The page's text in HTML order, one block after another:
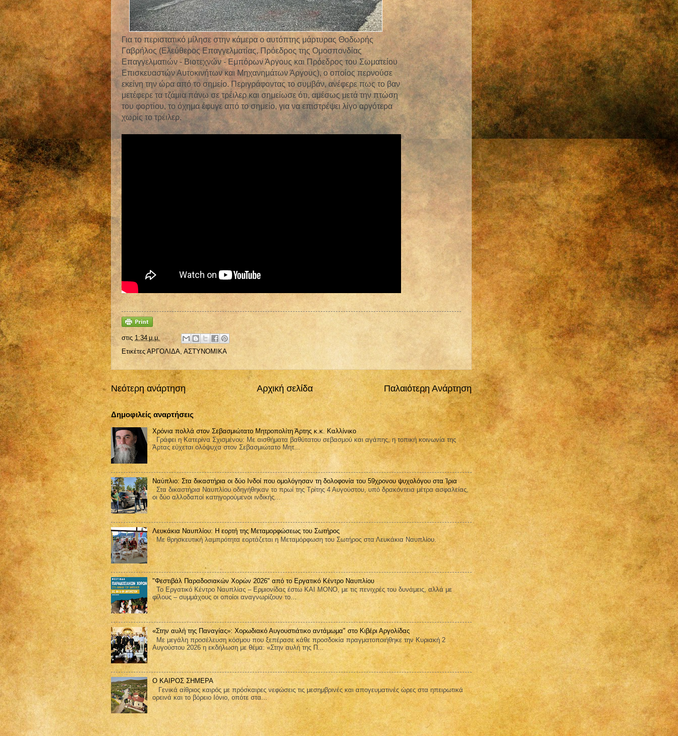
Για το περιστατικό μίλησε στην κάμερα ο αυτόπτης μάρτυρας Θοδωρής
Γαβρήλος (Ελεύθερος Επαγγελματίας, Πρόεδρος της Ομοσπονδίας
Επαγγελματιών - Βιοτεχνών - Εμπόρων Άργους και Πρόεδρος του Σωματείου
Επισκευαστών Αυτοκινήτων και Μηχανημάτων Άργους), ο οποίος περνούσε
εκείνη την ώρα από το σημείο. Περιγράφοντας το συμβάν, ανέφερε πως το βαν
μετέφερε τα τζάμια πάνω σε τρέιλερ και σημείωσε ότι, αμέσως μετά την πτώση
του φορτίου, το όχημα έφυγε από το σημείο, για να επιστρέψει λίγο αργότερα
χωρίς το τρέιλερ.
στις 1:34 μ.μ.
ΕτικέτεςΑΡΓΟΛΙΔΑ, ΑΣΤΥΝΟΜΙΚΑ
Νεότερη ανάρτηση Παλαιότερη Ανάρτηση
Αρχική σελίδα
Δημοφιλείς αναρτήσεις
Χρόνια πολλά στον Σεβασμιώτατο Μητροπολίτη Άρτης κ.κ. Καλλίνικο
Γράφει η Κατερίνα Σχισμένου: Με αισθήματα βαθύτατου σεβασμού και αγάπης, η τοπική κοινωνία της
Άρτας εύχεται ολόψυχα στον Σεβασμιώτατο Μητ...
Ναύπλιο: Στα δικαστήρια οι δύο Ινδοί που ομολόγησαν τη δολοφονία του 59χρονου ψυχολόγου στα Ίρια
Στα δικαστήρια Ναυπλίου οδηγήθηκαν το πρωί της Τρίτης 4 Αυγούστου, υπό δρακόντεια μέτρα ασφαλείας,
οι δύο αλλοδαποί κατηγορούμενοι ινδικής...
Λευκάκια Ναυπλίου: Η εορτή της Μεταμορφώσεως του Σωτήρος
Με θρησκευτική λαμπρότητα εορτάζεται η Μεταμόρφωση του Σωτήρος στα Λευκάκια Ναυπλίου.
"Φεστιβάλ Παραδοσιακών Χορών 2026" από το Εργατικό Κέντρο Ναυπλίου
Το Εργατικό Κέντρο Ναυπλίας – Ερμιονίδας έστω ΚΑΙ ΜΟΝΟ, με τις πενιχρές του δυνάμεις, αλλά με
φίλους – συμμάχους οι οποίοι αναγνωρίζουν το...
«Στην αυλή της Παναγίας»: Χορωδιακό Αυγουστιάτικο αντάμωμα" στο Κιβέρι Αργολίδας
Με μεγάλη προσέλευση κόσμου που ξεπέρασε κάθε προσδοκία πραγματοποιήθηκε την Κυριακή 2
Αυγούστου 2026 η εκδήλωση με θέμα: «Στην αυλή της Π...
Ο ΚΑΙΡΟΣ ΣΗΜΕΡΑ
Γενικά αίθριος καιρός με πρόσκαιρες νεφώσεις τις μεσημβρινές και απογευματινές ώρες στα ηπειρωτικά
ορεινά και το βόρειο Ιόνιο, οπότε στα...